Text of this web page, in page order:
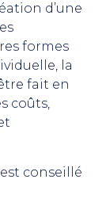
d’une
formes
la
fait en
coûts,
conseillé